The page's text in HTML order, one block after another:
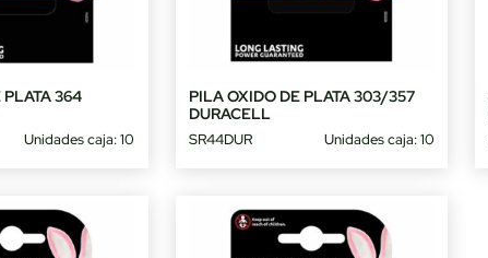
PLATA 364
Unidades caja: 10
PILA OXIDO DE PLATA 303/357
DURACELL
SR44DUR Unidades caja: 10